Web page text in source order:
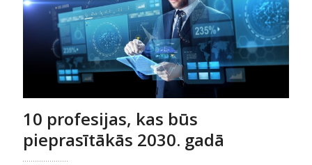
10 profesijas, kas būs
pieprasītākās 2030. gadā